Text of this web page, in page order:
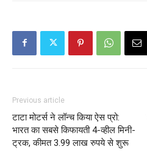
Previous article
टाटा मोटर्स ने लॉन्च किया ऐस प्रो:
भारत का सबसे किफायती 4-व्‍हील मिनी-
ट्रक, कीमत 3.99 लाख रुपये से शुरू